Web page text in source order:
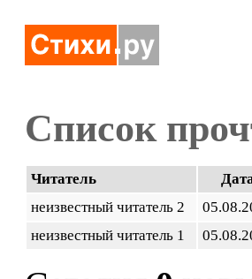
Список
Читатель
неизвестный читатель 2
неизвестный читатель 1